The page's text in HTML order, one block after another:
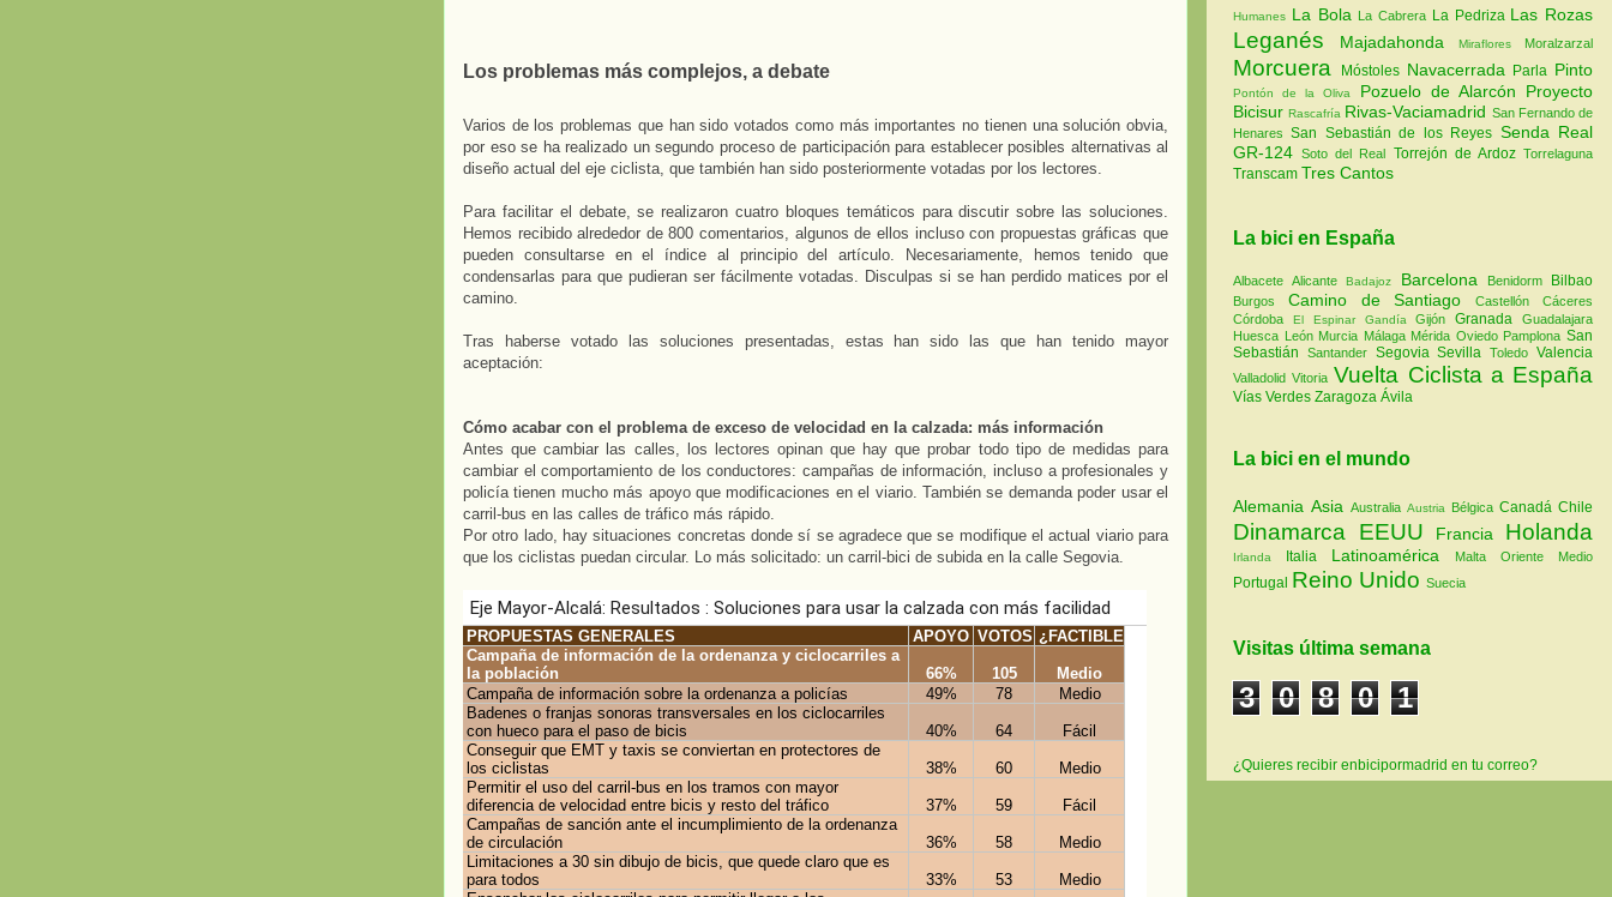
Los problemas más complejos, a debate
Varios de los problemas que han sido votados como más importantes no tienen una solución obvia,
por eso se ha realizado un segundo proceso de participación para establecer posibles alternativas al
diseño actual del eje ciclista, que también han sido posteriormente votadas por los lectores.
Para facilitar el debate, se realizaron cuatro bloques temáticos para discutir sobre las soluciones.
Hemos recibido alrededor de 800 comentarios, algunos de ellos incluso con propuestas gráficas que
pueden consultarse en el índice al principio del artículo. Necesariamente, hemos tenido que
condensarlas para que pudieran ser fácilmente votadas. Disculpas si se han perdido matices por el
camino.
Tras haberse votado las soluciones presentadas, estas han sido las que han tenido mayor
aceptación:
Cómo acabar con el problema de exceso de velocidad en la calzada: más información
Antes que cambiar las calles, los lectores opinan que hay que probar todo tipo de medidas para
cambiar el comportamiento de los conductores: campañas de información, incluso a profesionales y
policía tienen mucho más apoyo que modificaciones en el viario. También se demanda poder usar el
carril-bus en las calles de tráfico más rápido.
Por otro lado, hay situaciones concretas donde sí se agradece que se modifique el actual viario para
que los ciclistas puedan circular. Lo más solicitado: un carril-bici de subida en la calle Segovia.
Humanes La Bola La Cabrera La Pedriza Las Rozas
Leganés Majadahonda Miraflores Moralzarzal
Morcuera Móstoles Navacerrada Parla Pinto
Pontón de la Oliva Pozuelo de Alarcón Proyecto
BicisurRascafría Rivas-Vaciamadrid San Fernando de
HenaresSan Sebastián de los Reyes Senda Real
GR-124Soto del Real Torrejón de ArdozTorrelaguna
Transcam Tres Cantos
La bici en España
AlbaceteAlicanteBadajoz Barcelona Benidorm Bilbao
Burgos Camino de SantiagoCastellónCáceres
Córdoba El Espinar GandíaGijónGranadaGuadalajara
Huesca León Murcia Málaga Mérida Oviedo PamplonaSan
Sebastián Santander SegoviaSevillaToledoValencia
ValladolidVitoria Vuelta Ciclista a España
Vías Verdes Zaragoza Ávila
La bici en el mundo
Alemania Asia Australia Austria Bélgica Canadá Chile
Dinamarca EEUU Francia Holanda
Irlanda Italia Latinoamérica Malta Oriente Medio
Portugal Reino Unido Suecia
Visitas última semana
3 0 8 0 1
¿Quieres recibir enbicipormadrid en tu correo?